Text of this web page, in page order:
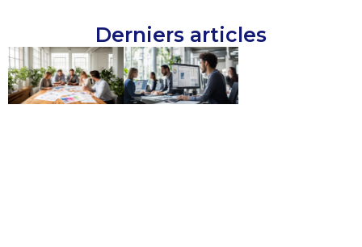
Derniers articles
Agence
Poush :
l’alliance
parfaite